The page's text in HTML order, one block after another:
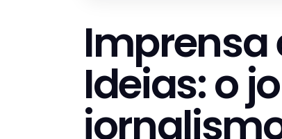
Imprensa
Ideias: o